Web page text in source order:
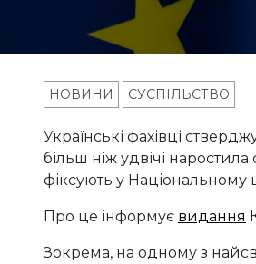
НОВИНИ СУСПІЛЬСТВО
Українські фахівці
більш ніж удвічі наростила
фіксують у Національному
Про це інформує видання
Зокрема, на одному з